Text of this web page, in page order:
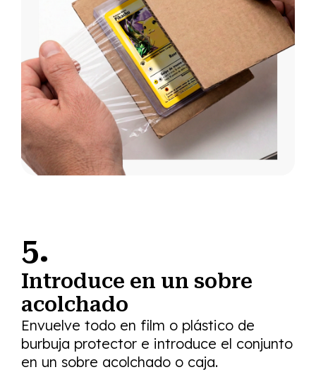
5.
Introduce en un sobre
acolchado
Envuelve todo en film o plástico de
burbuja protector e introduce el conjunto
en un sobre acolchado o caja.